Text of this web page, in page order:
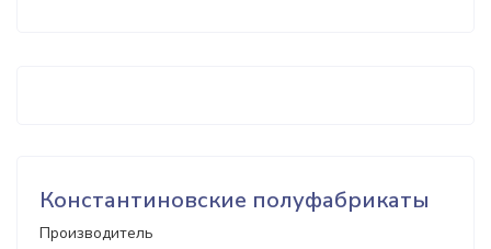
Константиновские полуфабрикаты
Производитель